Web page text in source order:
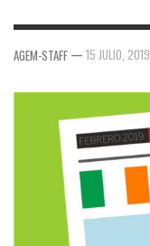
AGEM-STAFF — 15 JULIO, 2019